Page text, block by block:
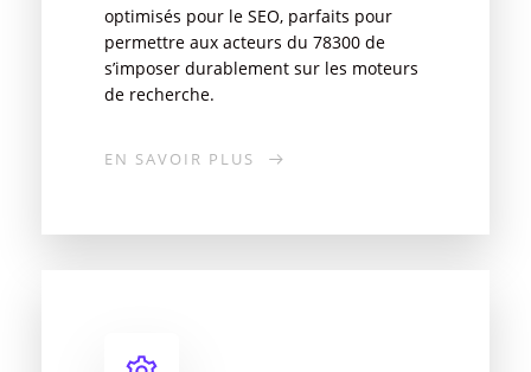
optimisés pour le SEO, parfaits pour
permettre aux acteurs du 78300 de
s’imposer durablement sur les moteurs
de recherche.
EN SAVOIR PLUS